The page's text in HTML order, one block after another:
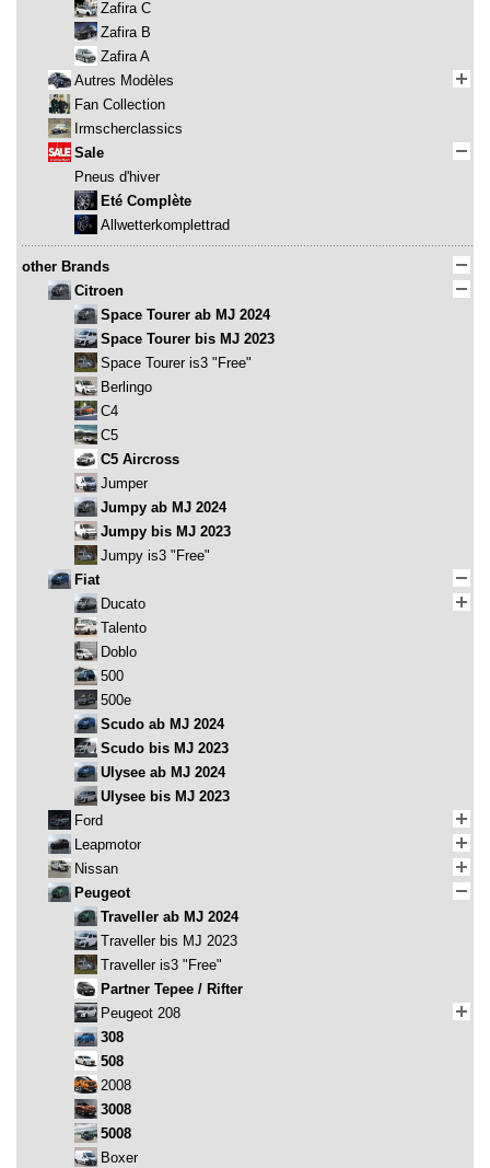
Zafira C
Zafira B
Zafira A
Autres Modèles
Fan Collection
Irmscherclassics
Sale
Pneus d'hiver
Eté Complète
Allwetterkomplettrad
other Brands
Citroen
Space Tourer ab MJ 2024
Space Tourer bis MJ 2023
Space Tourer is3 "Free"
Berlingo
C4
C5
C5 Aircross
Jumper
Jumpy ab MJ 2024
Jumpy bis MJ 2023
Jumpy is3 "Free"
Fiat
Ducato
Talento
Doblo
500
500e
Scudo ab MJ 2024
Scudo bis MJ 2023
Ulysee ab MJ 2024
Ulysee bis MJ 2023
Ford
Leapmotor
Nissan
Peugeot
Traveller ab MJ 2024
Traveller bis MJ 2023
Traveller is3 "Free"
Partner Tepee / Rifter
Peugeot 208
308
508
2008
3008
5008
Boxer